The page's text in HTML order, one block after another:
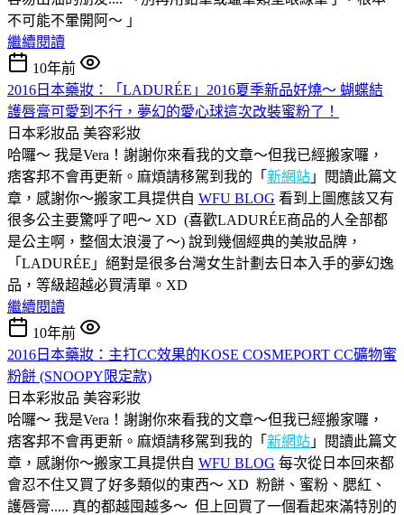
不可能不暈開阿～ 」
繼續閱讀
10年前
2016日本藥妝：「LADURÉE」2016夏季新品好燒～ 蝴蝶結
護唇膏可愛到不行，夢幻的愛心球這次改裝蜜粉了！
日本彩妝品 美容彩妝
哈囉～ 我是Vera！謝謝你來看我的文章～但我已經搬家囉，
痞客邦不會再更新。麻煩請移駕到我的「 新網站 」閱讀此篇文
章，感謝你～搬家工具提供自 WFU BLOG 看到上圖應該又有
很多公主要驚呼了吧～ XD (喜歡LADURÉE商品的人全部都
是公主啊，整個太浪漫了～) 說到幾個經典的美妝品牌，
「LADURÉE」絕對是很多台灣女生計劃去日本入手的夢幻逸
品，等級超越必買清單。XD
繼續閱讀
10年前
2016日本藥妝：主打CC效果的KOSE COSMEPORT CC礦物蜜
粉餅 (SNOOPY限定款)
日本彩妝品 美容彩妝
哈囉～ 我是Vera！謝謝你來看我的文章～但我已經搬家囉，
痞客邦不會再更新。麻煩請移駕到我的「 新網站 」閱讀此篇文
章，感謝你～搬家工具提供自 WFU BLOG 每次從日本回來都
會忍不住又買了好多類似的東西～ XD 粉餅、蜜粉、腮紅、
護唇膏..... 真的都越囤越多～ 但上回買了一個看起來滿特別的